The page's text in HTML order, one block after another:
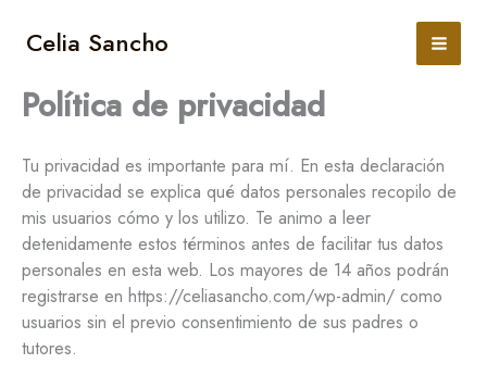
Celia Sancho
Política de privacidad
Tu privacidad es importante para mí. En esta declaración
de privacidad se explica qué datos personales recopilo de
mis usuarios cómo y los utilizo. Te animo a leer
detenidamente estos términos antes de facilitar tus datos
personales en esta web. Los mayores de 14 años podrán
registrarse en https://celiasancho.com/wp-admin/ como
usuarios sin el previo consentimiento de sus padres o
tutores.